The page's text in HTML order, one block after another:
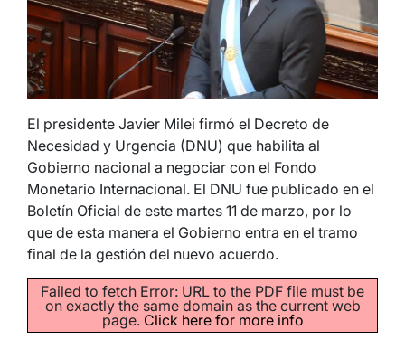
El presidente Javier Milei firmó el Decreto de
Necesidad y Urgencia (DNU) que habilita al
Gobierno nacional a negociar con el Fondo
Monetario Internacional. El DNU fue publicado en el
Boletín Oficial de este martes 11 de marzo, por lo
que de esta manera el Gobierno entra en el tramo
final de la gestión del nuevo acuerdo.
Failed to fetch Error: URL to the PDF file must be
on exactly the same domain as the current web
page. Click here for more info